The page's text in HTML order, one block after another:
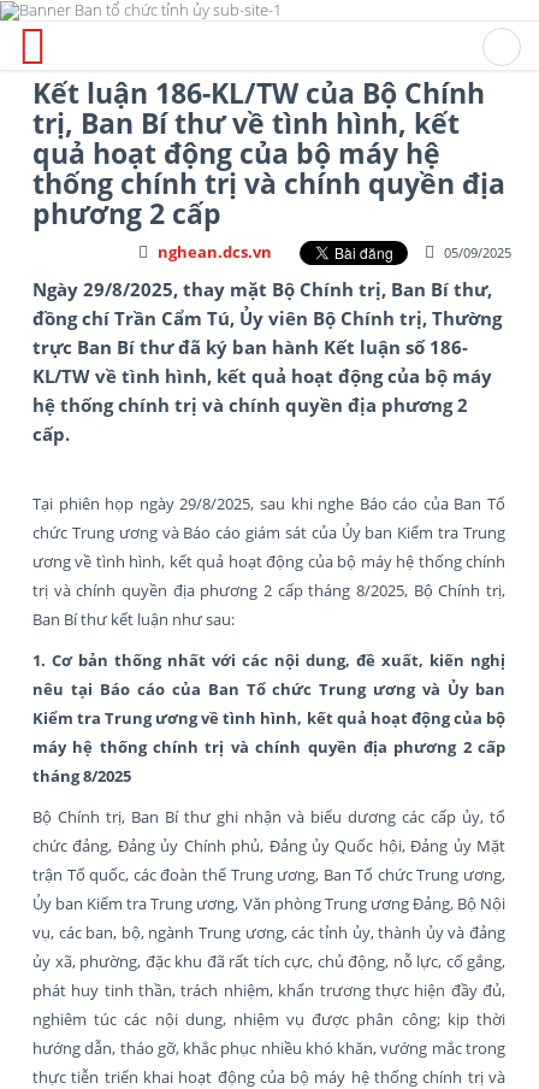
Kết luận 186-KL/TW của Bộ Chính
trị, Ban Bí thư về tình hình, kết
quả hoạt động của bộ máy hệ
thống chính trị và chính quyền địa
phương 2 cấp
05/09/2025
nghean.dcs.vn
Ngày 29/8/2025, thay mặt Bộ Chính trị, Ban Bí thư,
đồng chí Trần Cẩm Tú, Ủy viên Bộ Chính trị, Thường
trực Ban Bí thư đã ký ban hành Kết luận số 186-
KL/TW về tình hình, kết quả hoạt động của bộ máy
hệ thống chính trị và chính quyền địa phương 2
cấp.
Tại phiên họp ngày 29/8/2025, sau khi nghe Báo cáo của Ban Tổ
chức Trung ương và Báo cáo giám sát của Ủy ban Kiểm tra Trung
ương về tình hình, kết quả hoạt động của bộ máy hệ thống chính
trị và chính quyền địa phương 2 cấp tháng 8/2025, Bộ Chính trị,
Ban Bí thư kết luận như sau:
1. Cơ bản thống nhất với các nội dung, đề xuất, kiến nghị
nêu tại Báo cáo của Ban Tổ chức Trung ương và Ủy ban
Kiểm tra Trung ương về tình hình, kết quả hoạt động của bộ
máy hệ thống chính trị và chính quyền địa phương 2 cấp
tháng 8/2025
Bộ Chính trị, Ban Bí thư ghi nhận và biểu dương các cấp ủy, tổ
chức đảng, Đảng ủy Chính phủ, Đảng ủy Quốc hội, Đảng ủy Mặt
trận Tổ quốc, các đoàn thể Trung ương, Ban Tổ chức Trung ương,
Ủy ban Kiểm tra Trung ương, Văn phòng Trung ương Đảng, Bộ Nội
vụ, các ban, bộ, ngành Trung ương, các tỉnh ủy, thành ủy và đảng
ủy xã, phường, đặc khu đã rất tích cực, chủ động, nỗ lực, cố gắng,
phát huy tinh thần, trách nhiệm, khẩn trương thực hiện đầy đủ,
nghiêm túc các nội dung, nhiệm vụ được phân công; kịp thời
hướng dẫn, tháo gỡ, khắc phục nhiều khó khăn, vướng mắc trong
thực tiễn triển khai hoạt động của bộ máy hệ thống chính trị và